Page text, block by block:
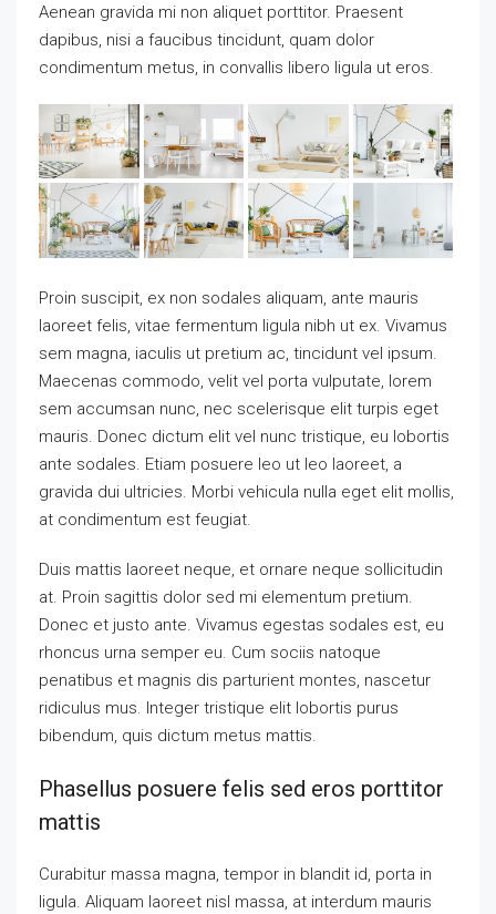
Aenean gravida mi non aliquet porttitor. Praesent
dapibus, nisi a faucibus tincidunt, quam dolor
condimentum metus, in convallis libero ligula ut eros.
Proin suscipit, ex non sodales aliquam, ante mauris
laoreet felis, vitae fermentum ligula nibh ut ex. Vivamus
sem magna, iaculis ut pretium ac, tincidunt vel ipsum.
Maecenas commodo, velit vel porta vulputate, lorem
sem accumsan nunc, nec scelerisque elit turpis eget
mauris. Donec dictum elit vel nunc tristique, eu lobortis
ante sodales. Etiam posuere leo ut leo laoreet, a
gravida dui ultricies. Morbi vehicula nulla eget elit mollis,
at condimentum est feugiat.
Duis mattis laoreet neque, et ornare neque sollicitudin
at. Proin sagittis dolor sed mi elementum pretium.
Donec et justo ante. Vivamus egestas sodales est, eu
rhoncus urna semper eu. Cum sociis natoque
penatibus et magnis dis parturient montes, nascetur
ridiculus mus. Integer tristique elit lobortis purus
bibendum, quis dictum metus mattis.
Phasellus posuere felis sed eros porttitor
mattis
Curabitur massa magna, tempor in blandit id, porta in
ligula. Aliquam laoreet nisl massa, at interdum mauris